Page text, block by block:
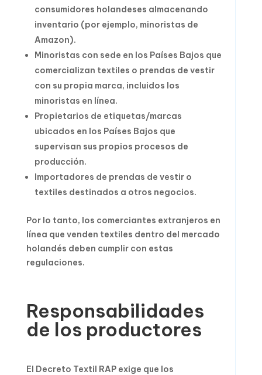
consumidores holandeses almacenando
inventario (por ejemplo, minoristas de
Amazon).
Minoristas con sede en los Países Bajos que
comercializan textiles o prendas de vestir
con su propia marca, incluidos los
minoristas en línea.
Propietarios de etiquetas/marcas
ubicados en los Países Bajos que
supervisan sus propios procesos de
producción.
Importadores de prendas de vestir o
textiles destinados a otros negocios.
Por lo tanto, los comerciantes extranjeros en
línea que venden textiles dentro del mercado
holandés deben cumplir con estas
regulaciones.
Responsabilidades
de los productores
El Decreto Textil RAP exige que los